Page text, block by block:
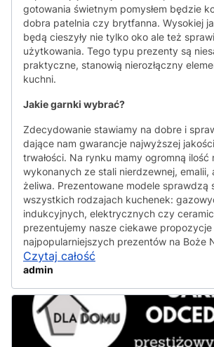
gotowania świetnym pomysłem będzie
dobra patelnia czy brytfanna. Wysokiej
będą cieszyły nie tylko oko ale też
użytkowania. Tego typu prezenty są
praktyczne, stanowią nierozłączny
kuchni.
Jakie garnki wybrać?
Zdecydowanie stawiamy na dobre i
dające nam gwarancje najwyższej
trwałości. Na rynku mamy ogromną ilość
wykonanych ze stali nierdzewnej, emalii,
żeliwa. Prezentowane modele sprawdzą
wszystkich rodzajach kuchenek:
indukcyjnych, elektrycznych czy
prezentujemy nasze ciekawe propozycje
najpopularniejszych prezentów na Boże
Czytaj całość
admin